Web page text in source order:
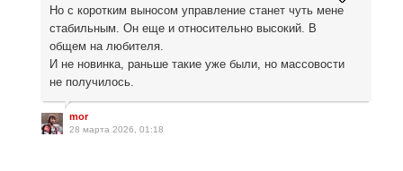
Но с коротким выносом управление станет чуть мене
стабильным. Он еще и относительно высокий. В
общем на любителя.
И не новинка, раньше такие уже были, но массовости
не получилось.
mor
28 марта 2026, 01:18